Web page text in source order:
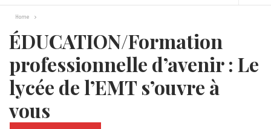
Home
ÉDUCATION/Formation
professionnelle d’avenir : Le
lycée de l’EMT s’ouvre à
vous